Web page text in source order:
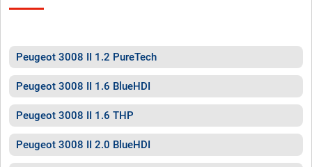
Peugeot 3008 II 1.2 PureTech
Peugeot 3008 II 1.6 BlueHDI
Peugeot 3008 II 1.6 THP
Peugeot 3008 II 2.0 BlueHDI